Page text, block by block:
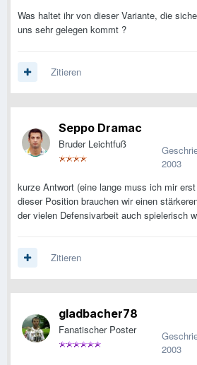
Was haltet ihr von dieser Variante, die
uns sehr gelegen kommt ?
Zitieren
Seppo Dramac
Bruder Leichtfuß
2003
kurze Antwort (eine lange muss ich mir
dieser Position brauchen wir einen
der vielen Defensivarbeit auch spielerisch
Zitieren
gladbacher78
Fanatischer Poster
2003